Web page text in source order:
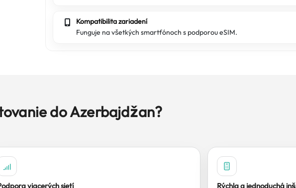
Kompatibilita zariadení
Funguje na všetkých smartfónoch s podporou eSIM.
do Azerbajdžan?
viacerých sietí Rýchla a jednoduchá